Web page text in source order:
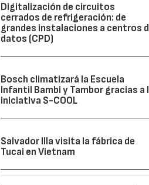
Digitalización de circuitos
cerrados de refrigeración: de
grandes instalaciones a centros
datos (CPD)
Bosch climatizará la Escuela
Infantil Bambi y Tambor gracias a
iniciativa S-COOL
Salvador Illa visita la fábrica de
Tucai en Vietnam